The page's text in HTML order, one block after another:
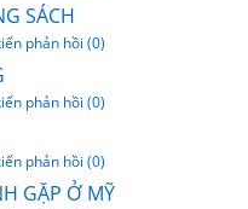
SÁCH
phản hồi (0)
phản hồi (0)
phản hồi (0)
GẶP Ở MỸ